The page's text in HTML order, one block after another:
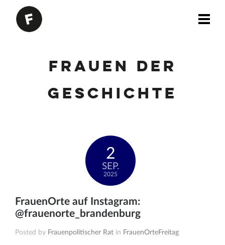
Frauen der
Geschichte
2
SEP.
2025
FrauenOrte auf Instagram:
@frauenorte_brandenburg
Posted by Frauenpolitischer Rat in FrauenOrteFreitag